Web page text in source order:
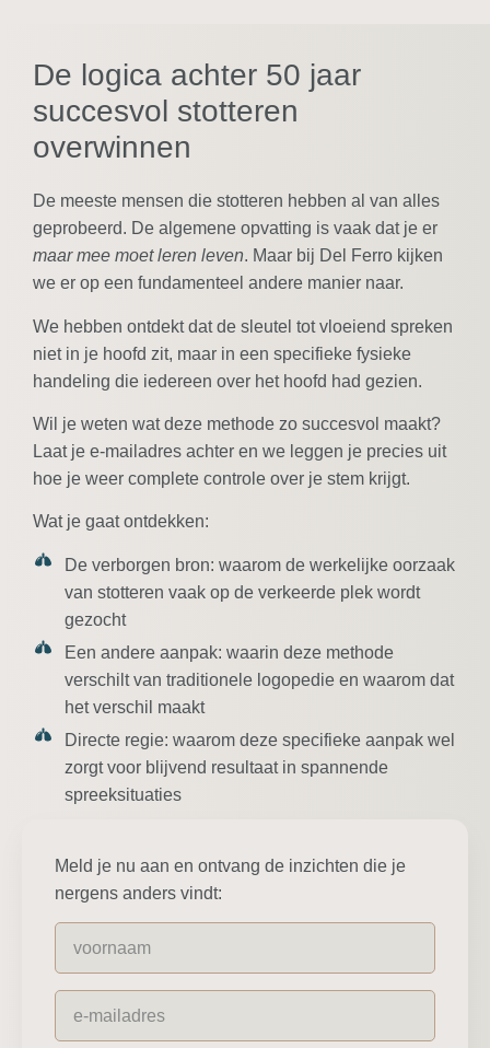
De logica achter 50 jaar
succesvol stotteren
overwinnen
De meeste mensen die stotteren hebben al van alles
geprobeerd. De algemene opvatting is vaak dat je er
maar mee moet leren leven. Maar bij Del Ferro kijken
we er op een fundamenteel andere manier naar.
We hebben ontdekt dat de sleutel tot vloeiend spreken
niet in je hoofd zit, maar in een specifieke fysieke
handeling die iedereen over het hoofd had gezien.
Wil je weten wat deze methode zo succesvol maakt?
Laat je e-mailadres achter en we leggen je precies uit
hoe je weer complete controle over je stem krijgt.
Wat je gaat ontdekken:
De verborgen bron: waarom de werkelijke oorzaak
van stotteren vaak op de verkeerde plek wordt
gezocht
Een andere aanpak: waarin deze methode
verschilt van traditionele logopedie en waarom dat
het verschil maakt
Directe regie: waarom deze specifieke aanpak wel
zorgt voor blijvend resultaat in spannende
spreeksituaties
Meld je nu aan en ontvang de inzichten die je
nergens anders vindt: